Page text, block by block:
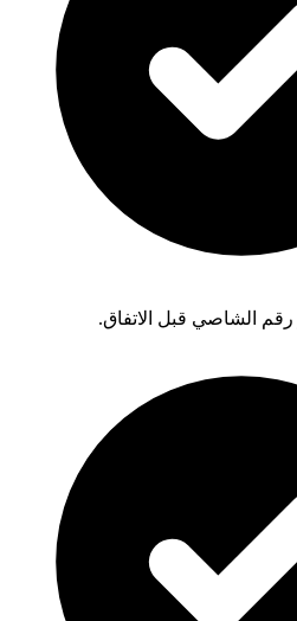
الشاصي قبل الاتفاق.